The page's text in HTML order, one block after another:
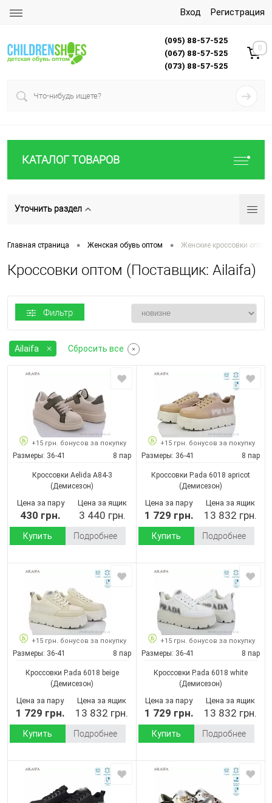
Вход Регистрация
(095) 88-57-525
(067) 88-57-525
(073) 88-57-525
0
КАТАЛОГ ТОВАРОВ
Уточнить раздел
Главная страница • Женская обувь оптом • Женские кроссовки оптом
Кроссовки оптом (Поставщик: Ailaifa)
Фильтр
Ailaifa Сбросить все
+15 грн. бонусов за покупку
Размеры: 36-41 8 пар
Кроссовки Aelida A84-3
(Демисезон)
Цена за пару
430 грн.
Цена за ящик
3 440 грн.
Купить Подробнее
+15 грн. бонусов за покупку
Размеры: 36-41 8 пар
Кроссовки P.ada 6018 apricot
(Демисезон)
Цена за пару
1 729 грн.
Цена за ящик
13 832 грн.
Купить Подробнее
+15 грн. бонусов за покупку
Размеры: 36-41 8 пар
Кроссовки P.ada 6018 beige
(Демисезон)
Цена за пару
1 729 грн.
Цена за ящик
13 832 грн.
Купить Подробнее
+15 грн. бонусов за покупку
Размеры: 36-41 8 пар
Кроссовки P.ada 6018 white
(Демисезон)
Цена за пару
1 729 грн.
Цена за ящик
13 832 грн.
Купить Подробнее